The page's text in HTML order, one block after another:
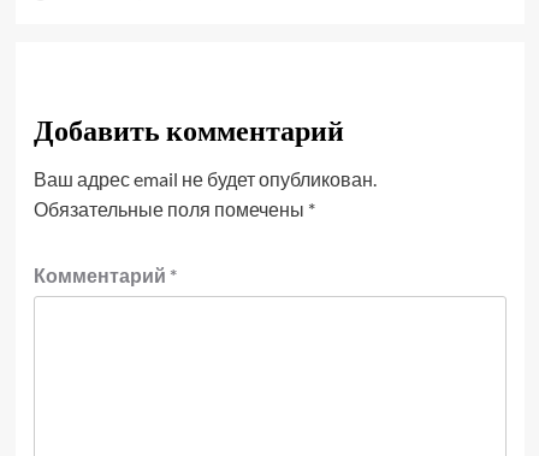
Добавить комментарий
Ваш адрес email не будет опубликован.
Обязательные поля помечены *
Комментарий *